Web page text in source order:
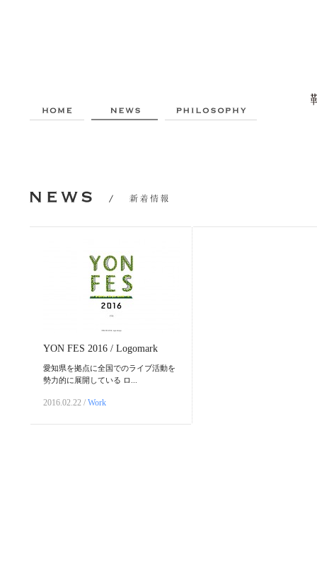
YON FES 2016 / Logomark
愛知県を拠点に全国でのライブ活動を
勢力的に展開している ロ...
2016.02.22 / Work